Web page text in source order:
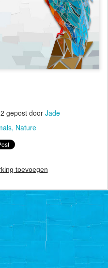
gepost door Jade
Nature
toevoegen